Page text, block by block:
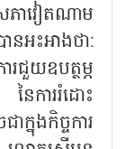
ភាវៀតណាម
អះអាងថា:
ជួយឧបត្ថម្ភ
ៃការរំដោះ
នុងកិច្ចការ